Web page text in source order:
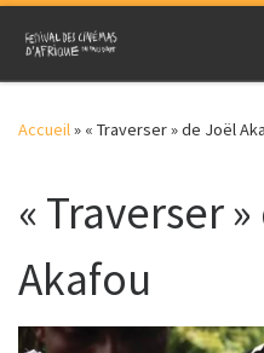
Skip to content
Accueil» « Traverser » de Joël
« Traverser
Akafou